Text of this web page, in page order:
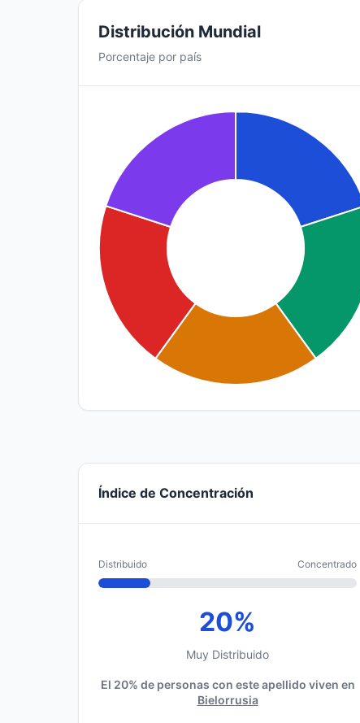
Distribución Mundial
Porcentaje por país
Índice de Concentración
Distribuido Concentrado
20%
Muy Distribuido
El 20% de personas con este apellido viven en
Bielorrusia